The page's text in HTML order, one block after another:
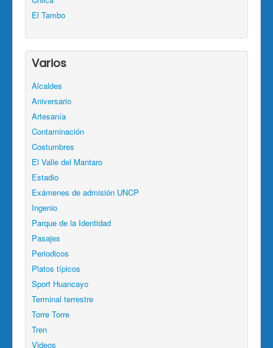
El Tambo
Varios
Alcaldes
Aniversario
Artesanía
Contaminación
Costumbres
El Valle del Mantaro
Estadio
Exámenes de admisión UNCP
Ingenio
Parque de la Identidad
Pasajes
Periodicos
Platos típicos
Sport Huancayo
Terminal terrestre
Torre Torre
Tren
Videos